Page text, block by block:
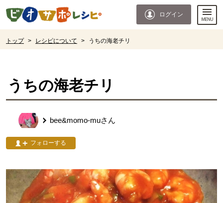
ページの先頭です。
ログイン
トップ > レシピについて > うちの海老チリ
うちの海老チリ
bee&momo-muさん
フォローする